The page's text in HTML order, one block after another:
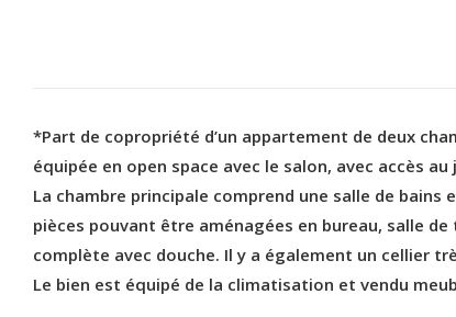
*Part de copropriété d’un appartement de deux
équipée en open space avec le salon, avec accès
La chambre principale comprend une salle de bains
pièces pouvant être aménagées en bureau, salle
complète avec douche. Il y a également un cellier
Le bien est équipé de la climatisation et vendu